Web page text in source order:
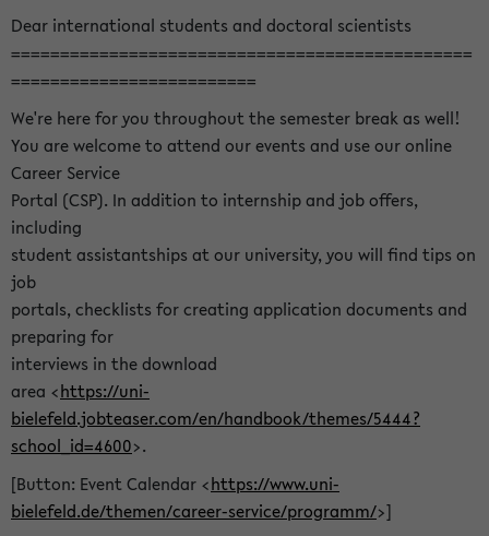
Dear international students and doctoral scientists
===============================================
=========================
We're here for you throughout the semester break as well!
You are welcome to attend our events and use our online
Career Service
Portal (CSP). In addition to internship and job offers,
including
student assistantships at our university, you will find tips on
job
portals, checklists for creating application documents and
preparing for
interviews in the download
area <https://uni-
bielefeld.jobteaser.com/en/handbook/themes/5444?
school_id=4600>.
[Button: Event Calendar <https://www.uni-
bielefeld.de/themen/career-service/programm/>]